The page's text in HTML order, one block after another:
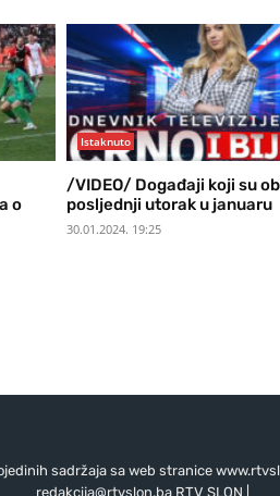
o
Istaknuto
/VIDEO/ Događaji koji su
posljednji utorak u januaru
30.01.2024. 19:25
sadržaja sa web stranice
redakcija@rtvslon.baRTV SLON |